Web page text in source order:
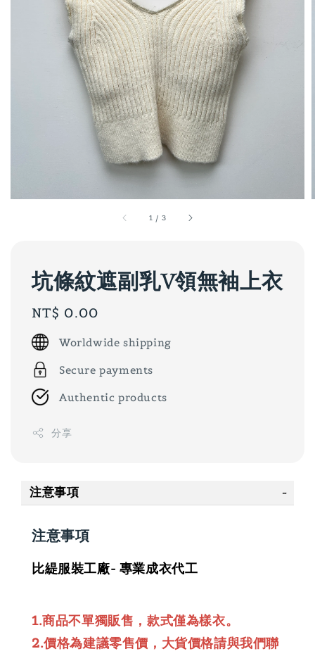
1 / 3
坑條紋遮副乳V領無袖上衣
Regular
price
NT$ 0.00
Worldwide shipping
Secure payments
Authentic products
分享
注意事項
注意事項
比緹服裝工廠- 專業成衣代工
1.商品不單獨販售，款式僅為樣衣。
2.價格為建議零售價，大貨價格請與我們聯